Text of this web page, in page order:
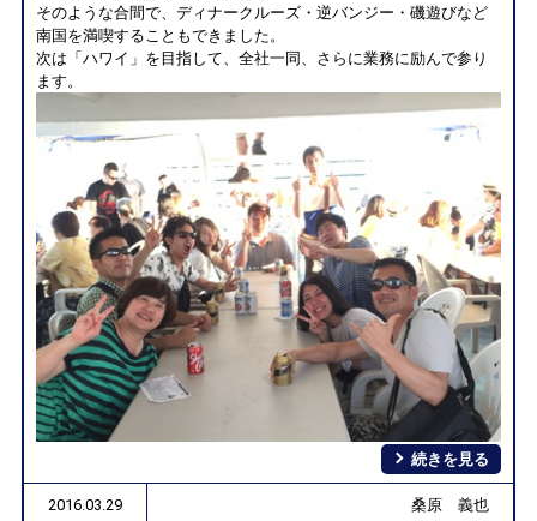
そのような合間で、ディナークルーズ・逆バンジー・磯遊びなど
南国を満喫することもできました。
次は「ハワイ」を目指して、全社一同、さらに業務に励んで参り
ます。
続きを見る
2016.03.29 桑原 義也